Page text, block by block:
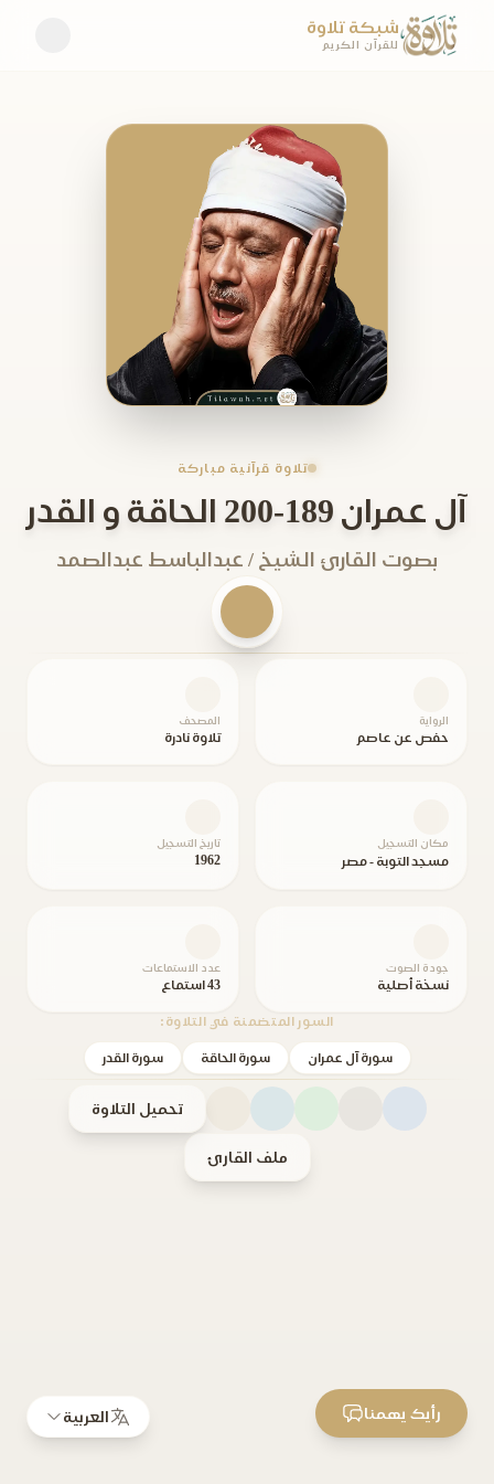
شبكة تلاوة
للقرآن الكريم
تلاوة قرآنية مباركة
آل عمران 189-200 الحاقة و القدر
بصوت القارئ الشيخ / عبدالباسط عبدالصمد
الرواية
حفص عن عاصم
المصحف
تلاوة نادرة
مكان التسجيل
مسجد التوبة - مصر
تاريخ التسجيل
1962
جودة الصوت
نسخة أصلية
عدد الاستماعات
43 استماع
السور المتضمنة في التلاوة:
سورة آل عمران سورة الحاقة سورة القدر
تحميل التلاوة
ملف القارئ
العربية رأيك يهمنا